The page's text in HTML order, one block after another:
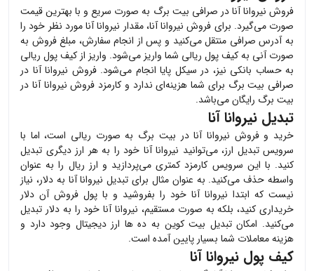
فروش نیروانا آنادر صرافی بیت برگ به صورت سریع و با بهترین قیمت
صورت می‌گیرد. برای فروش نیروانا آنا، مقدار نیروانا آنامورد نظر خود را
به آدرس صرافی منتقل می‌کنید و پس از انجام سفارش، مبلغ فروش به
صورت آنی به کیف پول ریالی شما واریز می‌شود. واریز از کیف پول ریالی
به حساب بانکی نیز، در سیکل پایا انجام می‌شود. فروش نیروانا آنا در
صرافی بیت برگ برای شما هزینه‌ای ندارد و کارمزد فروش نیروانا آنا در
بیت برگ رایگان می‌باشد.
تبدیل نیروانا آنا
خرید و فروش نیروانا آنادر بیت برگ به صورت ریالی است، اما با
سرویس تبدیل ارز، می‌توانید نیروانا آنا خود را به هر ارز دیگری تبدیل
کنید. با این سرویس کارمزد کمتری می‌پردازید و ارز ریال را به عنوان
واسطه حذف می‌کنید. به عنوان مثال برای تبدیل نیروانا آنا به دلار، نیاز
نیست که ابتدا نیروانا آنا خود را بفروشید و با پول فروش آن دلار
خریداری کنید، بلکه به صورت مستقیم، نیروانا آناخود را به دلار تبدیل
می‌کنید. امکان تبدیل بیت کوین به ده ها ارز دیجیتال وجود دارد و
هزینه معاملات شما بسیار پایین آمده است.
کیف پول نیروانا آنا